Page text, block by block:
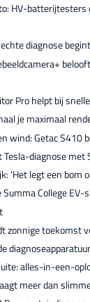
HV-
diagnose
Pro helpt bij
je maximaal
wind: Getac S410
diagnose met
'Het legt een bom
Summa College
zonnige toekomst
alles-in-een-
meer dan